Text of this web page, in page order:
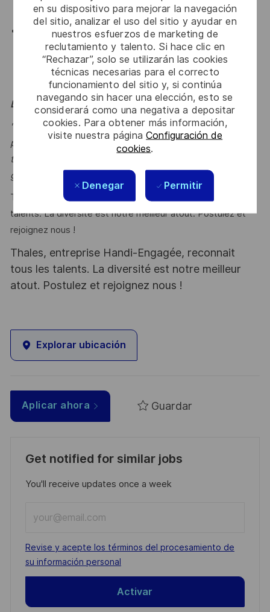
en su dispositivo para mejorar la navegación
del sitio, analizar el uso del sitio y ayudar en
nuestros esfuerzos de marketing de
reclutamiento y talento. Si hace clic en
“Rechazar”, solo se utilizarán las cookies
técnicas necesarias para el correcto
funcionamiento del sitio y, si continúa
navegando sin hacer una elección, esto se
considerará como una negativa a depositar
cookies. Para obtener más información,
visite nuestra páginaConfiguración de
cookies.
Denegar Permitir
organisations.
Esprit intrapreneurial et volonté de contribuer
activement au développement de l’entité (offres,
business development, animation interne,
capitalisation).
Le mot de l'équipe
"Dans un monde où la donnée et l’IA redéfinissent la
performance, nous accompagnons nos clients pour
transformer leurs usages, structurer leurs fondations et
générer un impact mesurable et durable.
" Jean-Paul
Thales, entreprise Handi-Engagée, reconnait tous les
talents. La diversité est notre meilleur atout. Postulez et
rejoignez nous !
Thales, entreprise Handi-Engagée, reconnait
tous les talents. La diversité est notre meilleur
atout. Postulez et rejoignez nous !
Explorar ubicación
Aplicar ahora Guardar
Get notified for similar jobs
You'll receive updates once a week
Email
address
(Required)
Required
Revise y acepte los términos del procesamiento de
su información personal
Activar